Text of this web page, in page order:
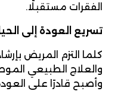
الفقرات مستقبلًا.
تسريع العودة إلى
كلما التزم المريض
والعلاج الطبيعي
وأصبح قادرًا على